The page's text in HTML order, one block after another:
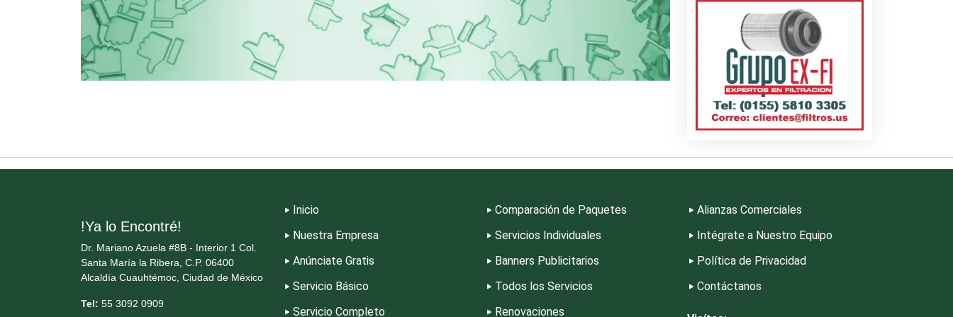
Cristalerías Cromadoras Decoración de Interiores
Dentistas Deportes Depósitos Dentales
Electricidad y Plomería
Elevadores y Ascensores Empaques y Embalajes Empresas de Limpieza
!Ya lo Encontré!
Dr. Mariano Azuela #8B - Interior 1 Col.
Santa María la Ribera, C.P. 06400
Alcaldía Cuauhtémoc, Ciudad de México
Tel: 55 3092 0909
Inicio
Nuestra Empresa
Anúnciate Gratis
Servicio Básico
Servicio Completo
Comparación de Paquetes
Servicios Individuales
Banners Publicitarios
Todos los Servicios
Renovaciones
Alianzas Comerciales
Intégrate a Nuestro Equipo
Política de Privacidad
Contáctanos